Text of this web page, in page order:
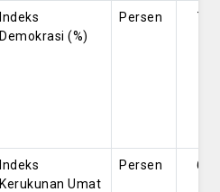
Indeks
Demokrasi (%)
Persen 72
Indeks
Kerukunan Umat
Persen 69